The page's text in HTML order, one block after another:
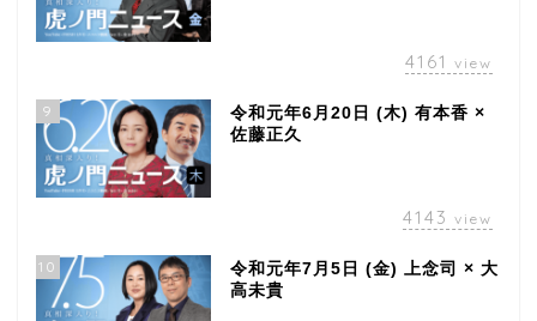
4161 view
9
令和元年6月20日 (木) 有本香 ×
佐藤正久
4143 view
10
令和元年7月5日 (金) 上念司 × 大
高未貴